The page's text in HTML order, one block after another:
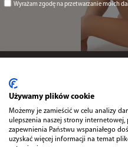
Wyrażam zgodę na przetwarzanie moich
Przydatne
Kontakt
Używamy plików cookie
Możemy je zamieścić w celu analizy
ulepszenia naszej strony
zapewnienia Państwu wspaniałego
uzyskać więcej informacji na temat